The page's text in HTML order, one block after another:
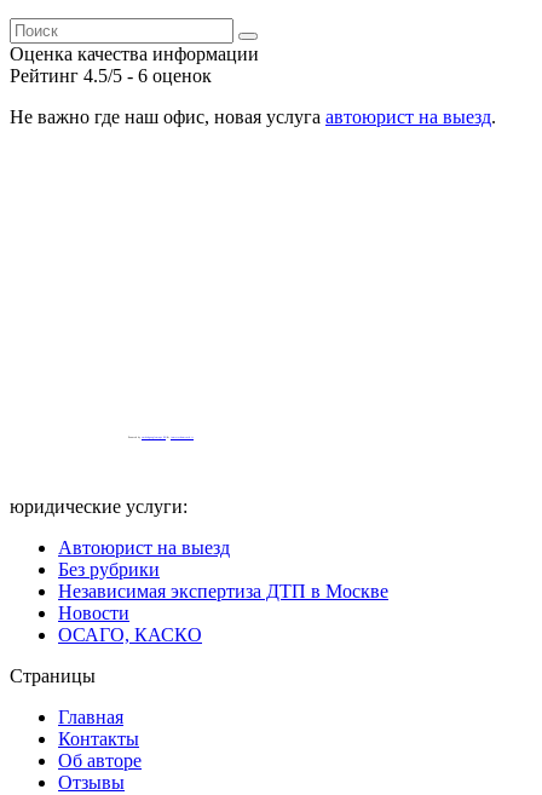
Оценка качества информации
Рейтинг 4.5/5 - 6 оценок
Не важно где наш офис, новая услуга автоюрист на выезд.
юридические услуги:
Автоюрист на выезд
Без рубрики
Независимая экспертиза ДТП в Москве
Новости
ОСАГО, КАСКО
Страницы
Главная
Контакты
Об авторе
Отзывы